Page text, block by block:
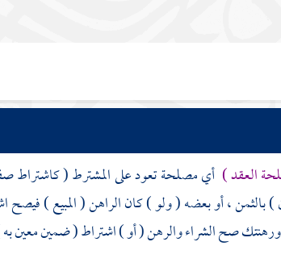
العقد ) أي مصلحة تعود على المشترط ( كاشتراط
، أو بعضه ( ولو ) كان الراهن ( المبيع ) فيصح
صح الشراء والرهن ( أو ) اشتراط ( ضمين معين